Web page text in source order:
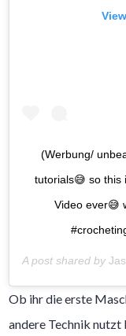
(Werbung/
tutorials😅 so this
Video ever😅
A post shared by
Ob ihr die erste
andere Technik nutzt